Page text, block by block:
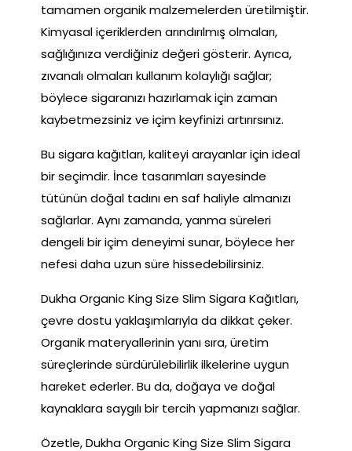
tamamen organik malzemelerden üretilmiştir.
Kimyasal içeriklerden arındırılmış olmaları,
sağlığınıza verdiğiniz değeri gösterir. Ayrıca,
zıvanalı olmaları kullanım kolaylığı sağlar;
böylece sigaranızı hazırlamak için zaman
kaybetmezsiniz ve içim keyfinizi artırırsınız.
Bu sigara kağıtları, kaliteyi arayanlar için ideal
bir seçimdir. İnce tasarımları sayesinde
tütünün doğal tadını en saf haliyle almanızı
sağlarlar. Aynı zamanda, yanma süreleri
dengeli bir içim deneyimi sunar, böylece her
nefesi daha uzun süre hissedebilirsiniz.
Dukha Organic King Size Slim Sigara Kağıtları,
çevre dostu yaklaşımlarıyla da dikkat çeker.
Organik materyallerinin yanı sıra, üretim
süreçlerinde sürdürülebilirlik ilkelerine uygun
hareket ederler. Bu da, doğaya ve doğal
kaynaklara saygılı bir tercih yapmanızı sağlar.
Özetle, Dukha Organic King Size Slim Sigara